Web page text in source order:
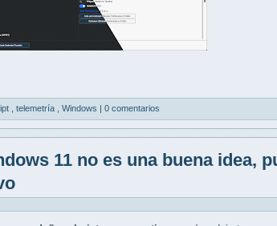
telemetría Windows 0 comentarios
11 no es una buena idea,